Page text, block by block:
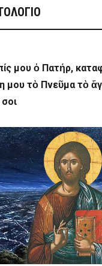
μου ὁ Πατήρ,
μου τὸ Πνεῦμα τὸ